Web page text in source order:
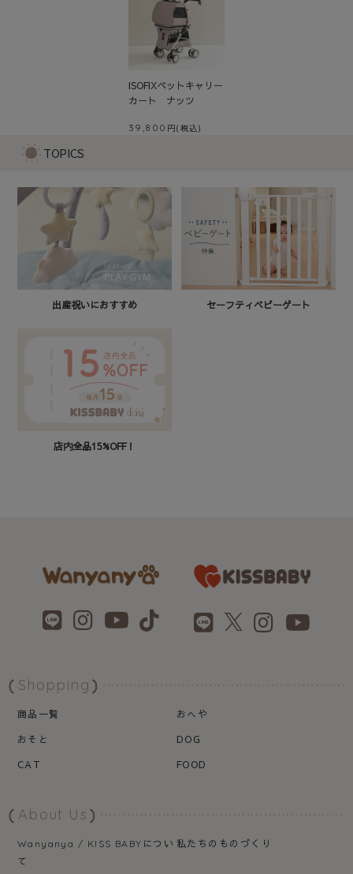
ISOFIXペットキャリー
カート ナッツ
39,800
TOPICS
出産祝いにおすすめ セーフティベビーゲート
店内全品15%OFF！
Shopping
商品一覧
おへや
おそと
DOG
CAT
FOOD
About Us
Wanyanya / KISS BABY につい
て
私たちのものづくり